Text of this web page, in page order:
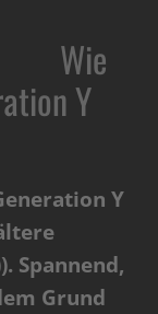
Wie
Y
Y
Spannend,
Grund